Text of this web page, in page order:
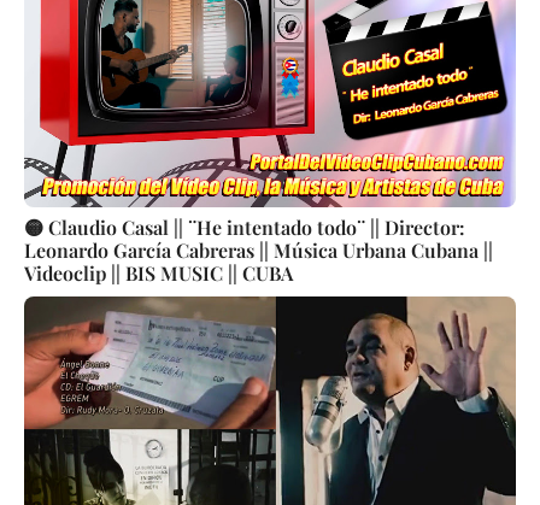
🟡 Claudio Casal || ¨He intentado todo¨ || Director:
Leonardo García Cabreras || Música Urbana Cubana ||
Videoclip || BIS MUSIC || CUBA